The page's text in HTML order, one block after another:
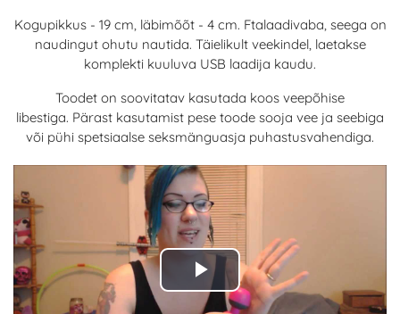
Kogupikkus - 19 cm, läbimõõt - 4 cm. Ftalaadivaba, seega on
naudingut ohutu nautida. Täielikult veekindel, laetakse
komplekti kuuluva USB laadija kaudu.
Toodet on soovitatav kasutada koos veepõhise
libestiga. Pärast kasutamist pese toode sooja vee ja seebiga
või pühi spetsiaalse seksmänguasja puhastusvahendiga.
Play